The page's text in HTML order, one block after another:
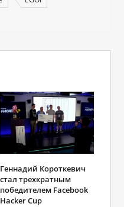
Геннадий Короткевич
стал трехкратным
победителем Facebook
Hacker Cup